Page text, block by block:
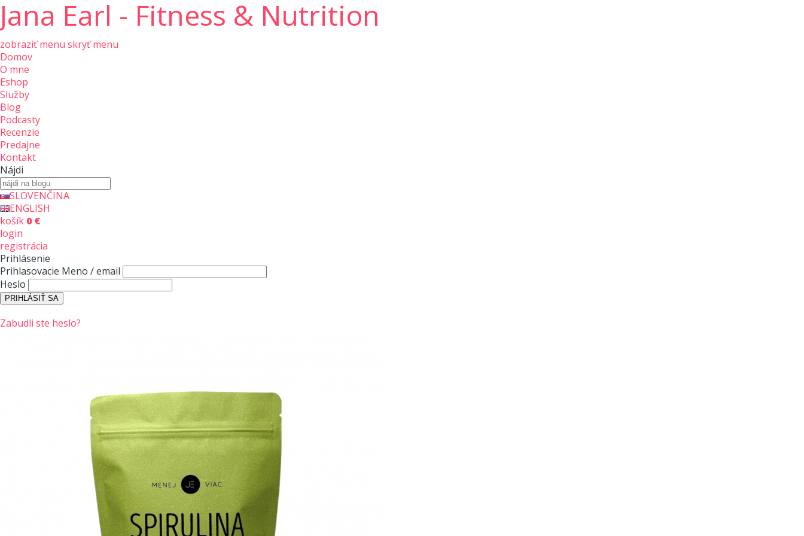
Jana Earl - Fitness & Nutrition
zobraziť menu skryť menu
Domov
O mne
Eshop
Služby
Blog
Podcasty
Recenzie
Predajne
Kontakt
Nájdi
SLOVENČINA
ENGLISH
košík 0 €
login
registrácia
Prihlásenie
Prihlasovacie Meno / email
Heslo
Zabudli ste heslo?